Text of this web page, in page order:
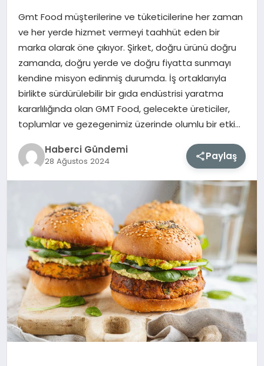
MAGAZIN
EĞITIM
SAĞLIK
TEKNOLOJI
Gmt Food müşterilerine ve tüketicilerine her zaman
ve her yerde hizmet vermeyi taahhüt eden bir
marka olarak öne çıkıyor. Şirket, doğru ürünü doğru
zamanda, doğru yerde ve doğru fiyatta sunmayı
kendine misyon edinmiş durumda. İş ortaklarıyla
birlikte sürdürülebilir bir gıda endüstrisi yaratma
kararlılığında olan GMT Food, gelecekte üreticiler,
toplumlar ve gezegenimiz üzerinde olumlu bir etki…
Haberci Gündemi
28 Ağustos 2024 Paylaş